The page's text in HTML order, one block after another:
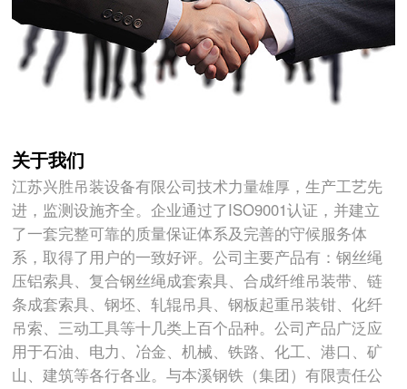
关于我们
江苏兴胜吊装设备有限公司技术力量雄厚，生产工艺先
进，监测设施齐全。企业通过了ISO9001认证，并建立
了一套完整可靠的质量保证体系及完善的守候服务体
系，取得了用户的一致好评。公司主要产品有：钢丝绳
压铝索具、复合钢丝绳成套索具、合成纤维吊装带、链
条成套索具、钢坯、轧辊吊具、钢板起重吊装钳、化纤
吊索、三动工具等十几类上百个品种。公司产品广泛应
用于石油、电力、冶金、机械、铁路、化工、港口、矿
山、建筑等各行各业。与本溪钢铁（集团）有限责任公